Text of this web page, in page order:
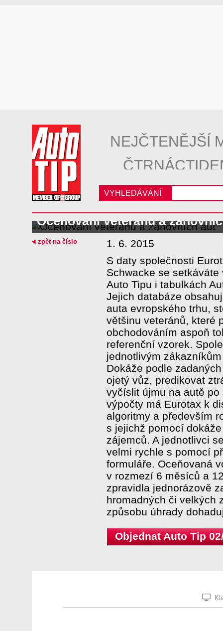
NEJČTENĚJŠÍ
VYHLEDÁVÁNÍ
Oceňování veteránů a
1. 6. 2015
S daty společnosti
Schwacke se
Auto Tipu i tabulkách
Jejich databáze
auta evropského trhu,
většinu veteránů, které
obchodováním aspoň
referenční vzorek.
jednotlivým
Dokáže podle
ojetý vůz, predikovat
vyčíslit újmu na autě
výpočty má Eurotax k
algoritmy a především
s jejichž pomocí
zájemců. A jednotlivci
velmi rychle s pomocí
formuláře. Oceňovaná
v rozmezí 6 měsíců a
zpravidla jednorázově
hromadných či velkých
způsobu úhrady
Objednat Auto Tip
zpět na číslo